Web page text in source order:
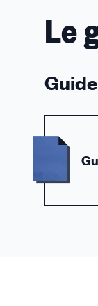
Le
Guide